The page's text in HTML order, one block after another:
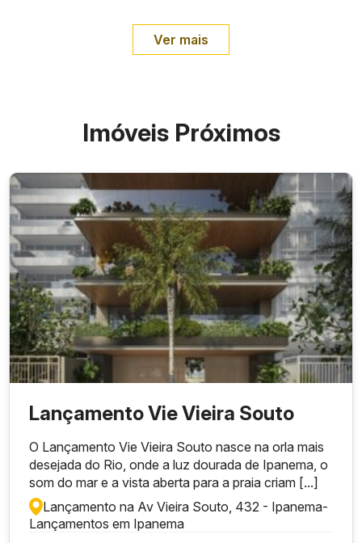
Ver mais
Imóveis Próximos
Lançamento Vie Vieira Souto
O Lançamento Vie Vieira Souto nasce na orla mais
desejada do Rio, onde a luz dourada de Ipanema, o
som do mar e a vista aberta para a praia criam [...]
Lançamento na Av Vieira Souto, 432 - Ipanema-
Lançamentos em Ipanema